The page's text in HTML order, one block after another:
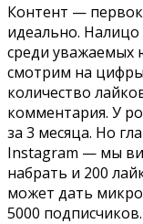
Контент —
идеально. Налицо
среди уважаемых
смотрим на
количество
комментария. У
за 3 месяца. Но
Instagram — мы
набрать и 200
может дать
5000 подписчиков.